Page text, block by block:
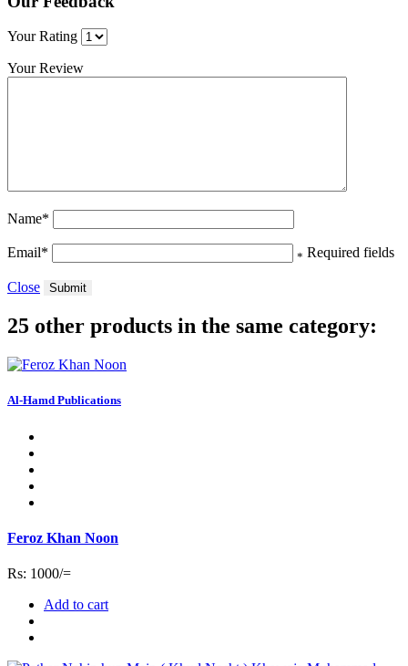
Your Rating
Your Review
Name*
Email* * Required fields
Close Submit
25 other products in the same category:
Al-Hamd Publications
Feroz Khan Noon
Rs: 1000/=
Add to cart